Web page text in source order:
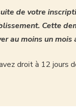
de votre
Cette
au moins un
droit à 12 jours